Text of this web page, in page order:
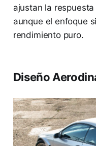
ajustan la
aunque el enfoque
rendimiento puro.
Diseño